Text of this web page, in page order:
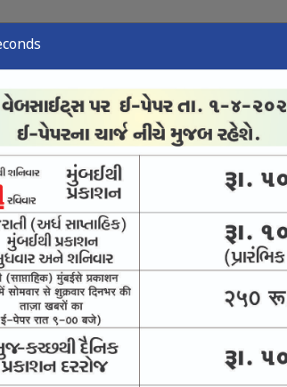
ન્યુઝ તંત્રી લેખ ઈ-પેપર
ઉદ્યોગ
આપવાની યોજના નિષ્ફળ